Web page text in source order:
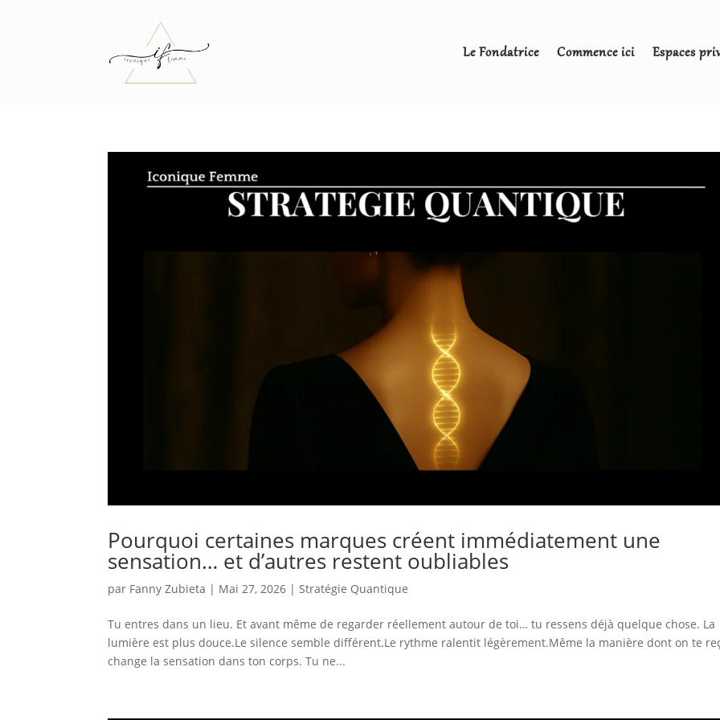
Le Fondatrice Commence ici Espaces
Pourquoi certaines marques créent immédiatement une
sensation… et d’autres restent oubliables
par Fanny Zubieta | Mai 27, 2026 |Stratégie Quantique
Tu entres dans un lieu. Et avant même de regarder réellement autour de toi… tu ressens déjà quelque chose. La
lumière est plus douce.Le silence semble différent.Le rythme ralentit légèrement.Même la manière dont on te
change la sensation dans ton corps. Tu ne...